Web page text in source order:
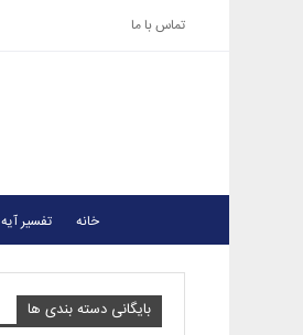
تماس با ما
خانه تفسیر آیه
بایگانی دسته بندی ها